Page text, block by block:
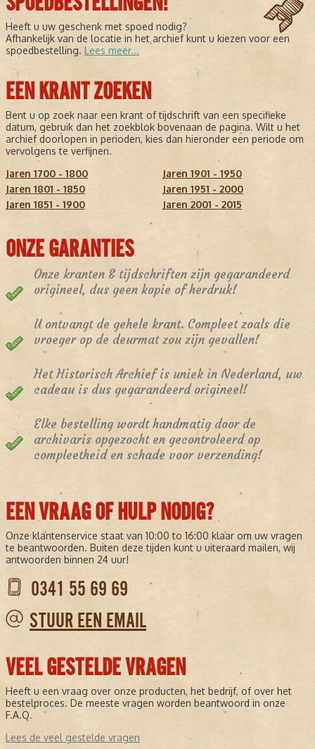
Heeft u uw geschenk met spoed nodig?
Afhankelijk van de locatie in het archief kunt u kiezen voor een
spoedbestelling. Lees meer...
EEN KRANT ZOEKEN
Bent u op zoek naar een krant of tijdschrift van een specifieke
datum, gebruik dan het zoekblok bovenaan de pagina. Wilt u het
archief doorlopen in perioden, kies dan hieronder een periode om
vervolgens te verfijnen.
Jaren 1700 - 1800
Jaren 1801 - 1850
Jaren 1851 - 1900
Jaren 1901 - 1950
Jaren 1951 - 2000
Jaren 2001 - 2015
ONZE GARANTIES
Onze kranten & tijdschriften zijn gegarandeerd
origineel, dus geen kopie of herdruk!
U ontvangt de gehele krant. Compleet zoals die
vroeger op de deurmat zou zijn gevallen!
Het Historisch Archief is uniek in Nederland, uw
cadeau is dus gegarandeerd origineel!
Elke bestelling wordt handmatig door de
archivaris opgezocht en gecontroleerd op
compleetheid en schade voor verzending!
EEN VRAAG OF HULP NODIG?
Onze klantenservice staat van 10:00 to 16:00 klaar om uw vragen
te beantwoorden. Buiten deze tijden kunt u uiteraard mailen, wij
antwoorden binnen 24 uur!
0341 55 69 69
STUUR EEN EMAIL
VEEL GESTELDE VRAGEN
Heeft u een vraag over onze producten, het bedrijf, of over het
bestelproces. De meeste vragen worden beantwoord in onze
F.A.Q.
Lees de veel gestelde vragen